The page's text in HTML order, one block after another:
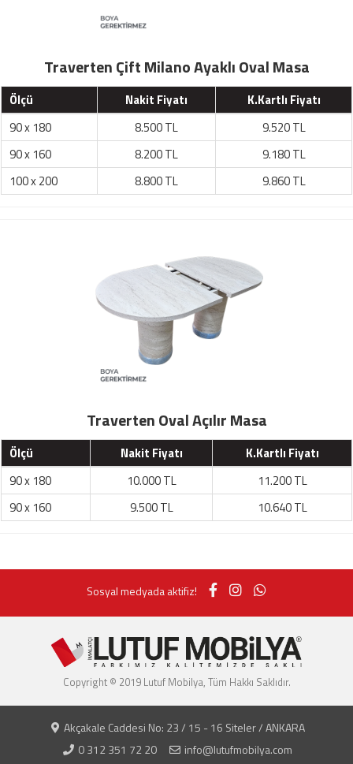
Traverten Çift Milano Ayaklı Oval Masa
Ölçü Nakit Fiyatı
K.Kartlı Fiyatı
90 x 180
8.500 TL
9.520 TL
90 x 160
8.200 TL
9.180 TL
100 x 200
8.800 TL 9.860 TL
Traverten Oval Açılır Masa
Ölçü Nakit Fiyatı
K.Kartlı Fiyatı
90 x 180
10.000 TL
11.200 TL
90 x 160
9.500 TL 10.640 TL
Sosyal medyada aktifiz!
Copyright © 2019 Lutuf Mobilya, Tüm Hakkı Saklıdır.
Akçakale Caddesi No: 23 / 15 - 16 Siteler / ANKARA
0 312 351 72 20
info@lutufmobilya.com